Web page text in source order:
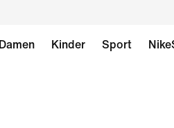
Damen Kinder Sport